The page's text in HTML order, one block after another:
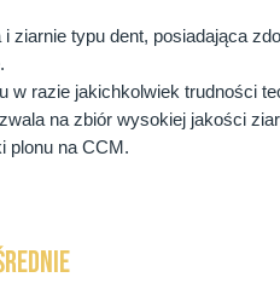
typu dent, posiadająca
razie jakichkolwiek trudności
na zbiór wysokiej jakości
plonu na CCM.